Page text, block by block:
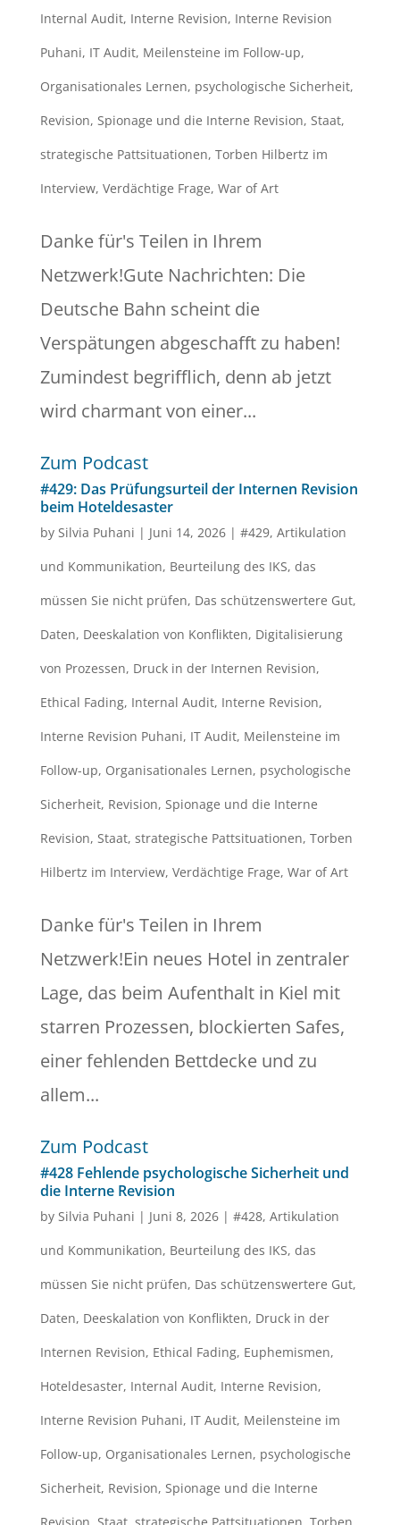
Internal Audit, Interne Revision, Interne Revision
Puhani, IT Audit, Meilensteine im Follow-up,
Organisationales Lernen, psychologische Sicherheit,
Revision, Spionage und die Interne Revision, Staat,
strategische Pattsituationen, Torben Hilbertz im
Interview, Verdächtige Frage, War of Art
Danke für's Teilen in Ihrem
Netzwerk!Gute Nachrichten: Die
Deutsche Bahn scheint die
Verspätungen abgeschafft zu haben!
Zumindest begrifflich, denn ab jetzt
wird charmant von einer...
Zum Podcast
#429: Das Prüfungsurteil der Internen Revision
beim Hoteldesaster
by Silvia Puhani | Juni 14, 2026| #429, Artikulation
und Kommunikation, Beurteilung des IKS, das
müssen Sie nicht prüfen, Das schützenswertere Gut,
Daten, Deeskalation von Konflikten, Digitalisierung
von Prozessen, Druck in der Internen Revision,
Ethical Fading, Internal Audit, Interne Revision,
Interne Revision Puhani, IT Audit, Meilensteine im
Follow-up, Organisationales Lernen, psychologische
Sicherheit, Revision, Spionage und die Interne
Revision, Staat, strategische Pattsituationen, Torben
Hilbertz im Interview, Verdächtige Frage, War of Art
Danke für's Teilen in Ihrem
Netzwerk!Ein neues Hotel in zentraler
Lage, das beim Aufenthalt in Kiel mit
starren Prozessen, blockierten Safes,
einer fehlenden Bettdecke und zu
allem...
Zum Podcast
#428 Fehlende psychologische Sicherheit und
die Interne Revision
by Silvia Puhani | Juni 8, 2026| #428, Artikulation
und Kommunikation, Beurteilung des IKS, das
müssen Sie nicht prüfen, Das schützenswertere Gut,
Daten, Deeskalation von Konflikten, Druck in der
Internen Revision, Ethical Fading, Euphemismen,
Hoteldesaster, Internal Audit, Interne Revision,
Interne Revision Puhani, IT Audit, Meilensteine im
Follow-up, Organisationales Lernen, psychologische
Sicherheit, Revision, Spionage und die Interne